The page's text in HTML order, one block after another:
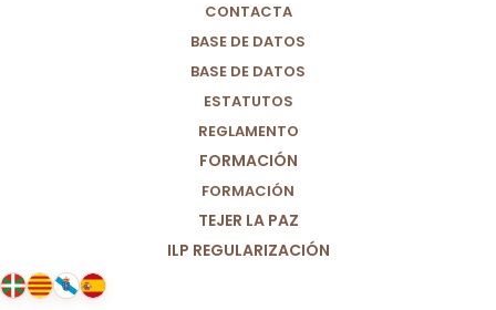
CONTACTA
BASE DE DATOS
BASE DE DATOS
ESTATUTOS
REGLAMENTO
FORMACIÓN
FORMACIÓN
TEJER LA PAZ
ILP REGULARIZACIÓN